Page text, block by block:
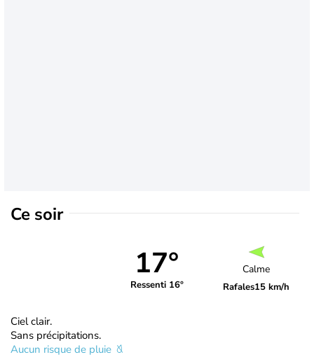
Ce soir
17°
Ressenti 16°
Calme
Rafales15 km/h
Ciel clair.
Sans précipitations.
Aucun risque de pluie